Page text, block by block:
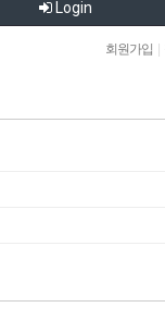
Login
회원가입